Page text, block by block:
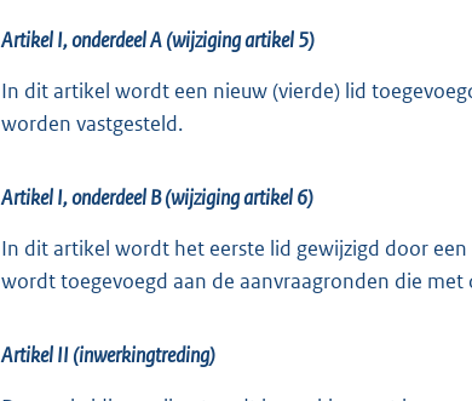
Artikel I, onderdeel A (wijziging artikel 5)
In dit artikel wordt een nieuw (vierde) lid
worden vastgesteld.
Artikel I, onderdeel B (wijziging artikel 6)
In dit artikel wordt het eerste lid gewijzigd door
wordt toegevoegd aan de aanvraagronden die
Artikel II (inwerkingtreding)